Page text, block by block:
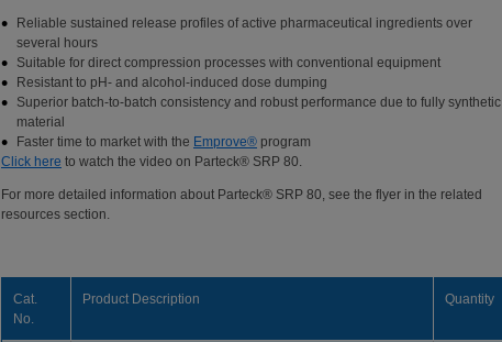
Reliable sustained release profiles of active pharmaceutical ingredients over
several hours
Suitable for direct compression processes with conventional equipment
Resistant to pH- and alcohol-induced dose dumping
Superior batch-to-batch consistency and robust performance due to fully synthetic
material
Faster time to market with the Emprove® program
Click here to watch the video on Parteck® SRP 80.
For more detailed information about Parteck® SRP 80, see the flyer in the related
resources section.
Cat.
No.
Product Description Quantity